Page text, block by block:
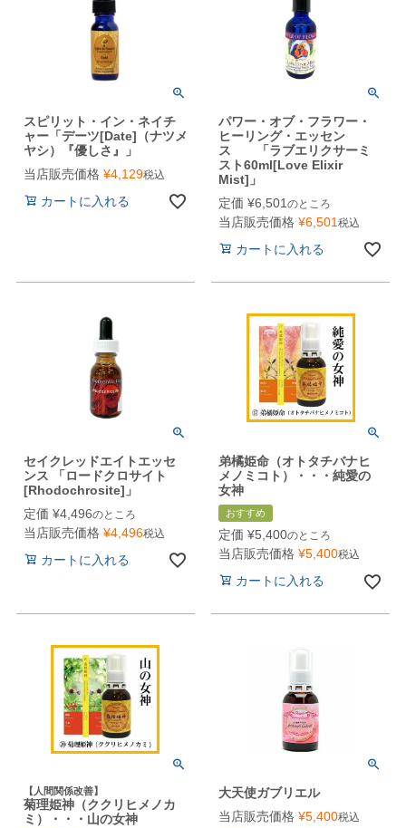
スピリット・イン・ネイチ
ャー「デーツ[Date]（ナツメ
ヤシ）『優しさ』」
当店販売価格 ¥4,129税込
カートに入れる
パワー・オブ・フラワー・
ヒーリング・エッセン
ス 「ラブエリクサーミ
スト60ml[Love Elixir
Mist]」
定価 ¥6,501 のところ
当店販売価格 ¥6,501 税込
カートに入れる
セイクレッドエイトエッセ
ンス 「ロードクロサイト
[Rhodochrosite]」
定価 ¥4,496のところ
当店販売価格 ¥4,496税込
カートに入れる
弟橘姫命（オトタチバナヒ
メノミコト）・・・純愛の
女神
おすすめ
定価 ¥5,400のところ
当店販売価格 ¥5,400税込
カートに入れる
【人間関係改善】
菊理姫神（ククリヒメノカ
ミ）・・・山の女神
大天使ガブリエル
当店販売価格 ¥5,400税込